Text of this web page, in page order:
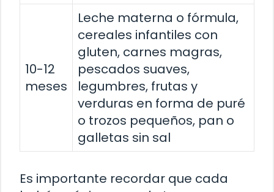
10-12
meses
Leche materna o fórmula,
cereales infantiles con
gluten, carnes magras,
pescados suaves,
legumbres, frutas y
verduras en forma de puré
o trozos pequeños, pan o
galletas sin sal
Es importante recordar que cada